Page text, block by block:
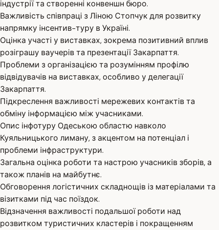
індустрії та створенні конвеншн бюро.
Важливість співпраці з Ліною Стопчук для розвитку
напрямку інсентив-туру в Україні.
Оцінка участі у виставках, зокрема позитивний вплив
розіграшу ваучерів та презентації Закарпаття.
Проблеми з організацією та розумінням профілю
відвідувачів на виставках, особливо у делегації
Закарпаття.
Підкреслення важливості мережевих контактів та
обміну інформацією між учасниками.
Опис інфотуру Одеською областю навколо
Куяльницького лиману, з акцентом на потенціал і
проблеми інфраструктури.
Загальна оцінка роботи та настрою учасників зборів, а
також планів на майбутнє.
Обговорення логістичних складнощів із матеріалами та
візитками під час поїздок.
Відзначення важливості подальшої роботи над
розвитком туристичних кластерів і покращенням